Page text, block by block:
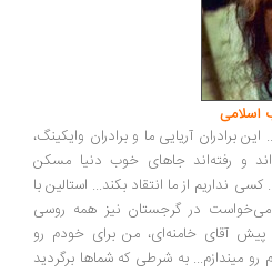
آریایی ما و برادران وایکینگ،
جاهای خوب دنیا مسکن
از ما انتقاد بکند... استالین با
در گرجستان نیز همه روسی
خامنه‌ای، من برای خودم رو
به شرطی که شماها برگردید